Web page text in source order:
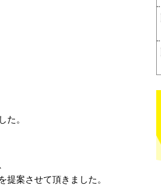
た。
案させて頂きました。